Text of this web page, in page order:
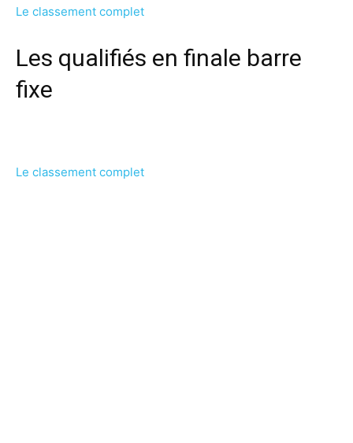
Le classement complet
Les qualifiés en finale barre
fixe
Le classement complet